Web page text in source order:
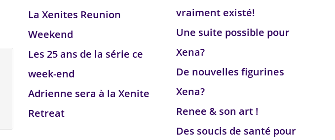
La Xenites Reunion
Weekend
Les 25 ans de la série ce
week-end
Adrienne sera à la Xenite
Retreat
vraiment existé!
Une suite possible pour
Xena?
De nouvelles figurines
Xena?
Renee & son art !
Des soucis de santé pour